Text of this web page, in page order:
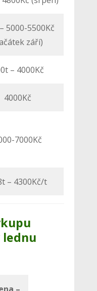
5000-5500Kč
září)
– 4000Kč
4000Kč
7000Kč
– 4300Kč/t
lednu